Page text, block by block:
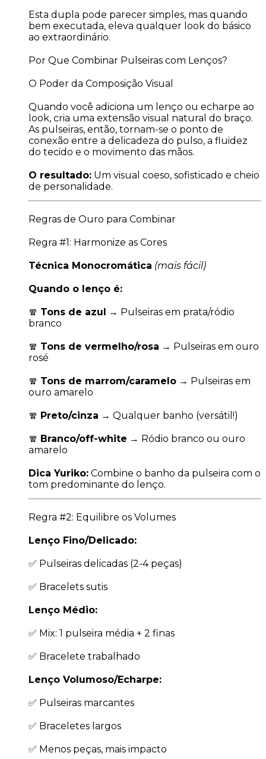
Esta dupla pode parecer simples, mas quando
bem executada, eleva qualquer look do básico
ao extraordinário.
Por Que Combinar Pulseiras com Lenços?
O Poder da Composição Visual
Quando você adiciona um lenço ou echarpe ao
look, cria uma extensão visual natural do braço.
As pulseiras, então, tornam-se o ponto de
conexão entre a delicadeza do pulso, a fluidez
do tecido e o movimento das mãos.
O resultado: Um visual coeso, sofisticado e cheio
de personalidade.
Regras de Ouro para Combinar
Regra #1: Harmonize as Cores
Técnica Monocromática (mais fácil)
Quando o lenço é:
🧣 Tons de azul
→ Pulseiras em prata/ródio
branco
🧣 Tons de vermelho/rosa → Pulseiras em ouro
rosé
🧣 Tons de marrom/caramelo → Pulseiras em
ouro amarelo
🧣 Preto/cinza → Qualquer banho (versátil!)
🧣 Branco/off-white → Ródio branco ou ouro
amarelo
Dica Yuriko: Combine o banho da pulseira com o
tom predominante do lenço.
Regra #2: Equilibre os Volumes
Lenço Fino/Delicado:
✅ Pulseiras delicadas (2-4 peças)
✅ Bracelets sutis
Lenço Médio:
✅ Mix: 1 pulseira média + 2 finas
✅ Bracelete trabalhado
Lenço Volumoso/Echarpe:
✅ Pulseiras marcantes
✅ Braceletes largos
✅ Menos peças, mais impacto